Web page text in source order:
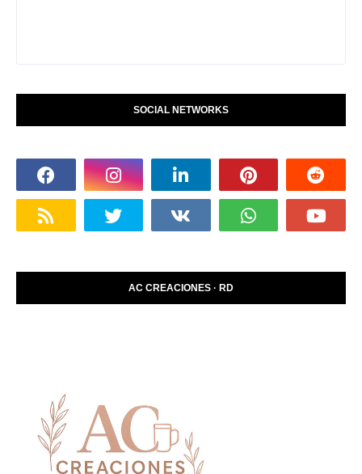
SOCIAL NETWORKS
AC CREACIONES · RD